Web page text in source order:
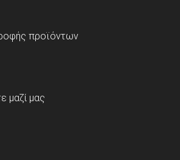
προϊόντων
μαζί μας